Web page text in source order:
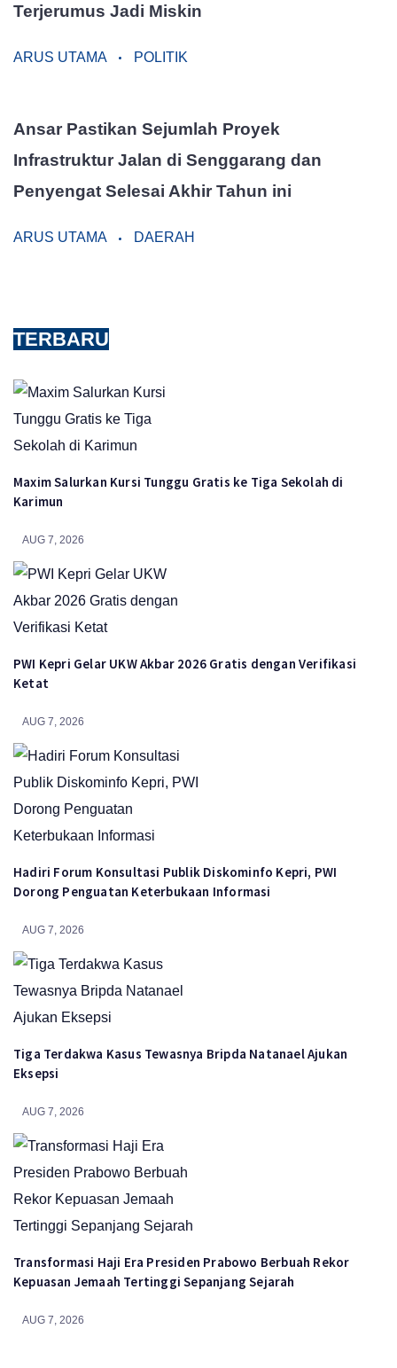
Terjerumus Jadi Miskin
ARUS UTAMA POLITIK
Ansar Pastikan Sejumlah Proyek
Infrastruktur Jalan di Senggarang dan
Penyengat Selesai Akhir Tahun ini
ARUS UTAMA DAERAH
TERBARU
Maxim Salurkan Kursi Tunggu Gratis ke Tiga Sekolah di
Karimun
AUG 7, 2026
PWI Kepri Gelar UKW Akbar 2026 Gratis dengan Verifikasi
Ketat
AUG 7, 2026
Hadiri Forum Konsultasi Publik Diskominfo Kepri, PWI
Dorong Penguatan Keterbukaan Informasi
AUG 7, 2026
Tiga Terdakwa Kasus Tewasnya Bripda Natanael Ajukan
Eksepsi
AUG 7, 2026
Transformasi Haji Era Presiden Prabowo Berbuah Rekor
Kepuasan Jemaah Tertinggi Sepanjang Sejarah
AUG 7, 2026